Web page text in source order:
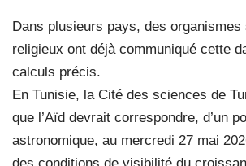
Dans plusieurs pays, des
religieux ont déjà communiqué cette
calculs précis.
En Tunisie, la Cité des sciences de
que l’Aïd devrait correspondre, d’un
astronomique, au mercredi 27 mai
des conditions de visibilité du